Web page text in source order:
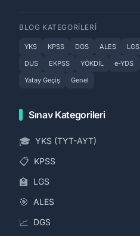
BLOG KATEGORILERI
YKS KPSS DGS ALES LGS
DUS
EKPSS YÖKDİL e-YDS
Yatay Geçiş
Genel
Sınav Kategorileri
🎓 YKS (TYT-AYT)
📋 KPSS
🏫 LGS
🎯 ALES
📈 DGS